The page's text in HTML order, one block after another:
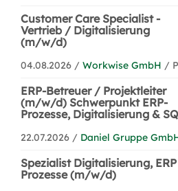
Customer Care Specialist -
Vertrieb / Digitalisierung
(m/w/d)
04.08.2026 / Workwise GmbH /
ERP-Betreuer / Projektleiter
(m/w/d) Schwerpunkt ERP-
Prozesse, Digitalisierung &
22.07.2026 / Daniel Gruppe
Spezialist Digitalisierung,
Prozesse (m/w/d)